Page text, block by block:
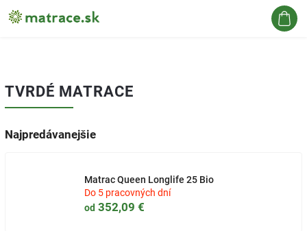
TVRDÉ MATRACE
Najpredávanejšie
Matrac Queen Longlife 25 Bio
Do 5 pracovných dní
od 352,09 €